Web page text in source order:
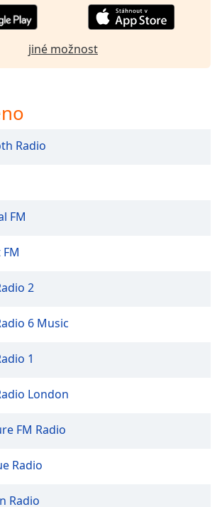
jiné možnost
Radio
FM
2
6 Music
1
London
FM Radio
Radio
Radio